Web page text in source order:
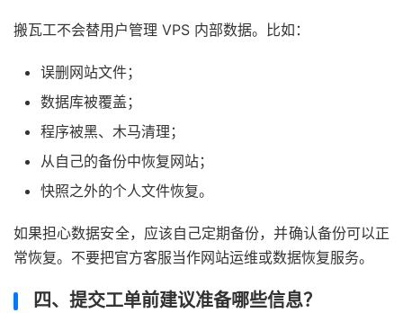
搬瓦工不会替用户管理 VPS 内部数据。比如：
误删网站文件；
数据库被覆盖；
程序被黑、木马清理；
从自己的备份中恢复网站；
快照之外的个人文件恢复。
如果担心数据安全，应该自己定期备份，并确认备份可以正
常恢复。不要把官方客服当作网站运维或数据恢复服务。
四、提交工单前建议准备哪些信息？